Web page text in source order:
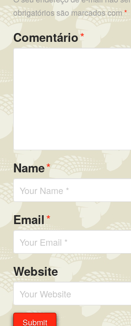
obrigatórios são marcados com *
Comentário*
Name*
Email*
Website